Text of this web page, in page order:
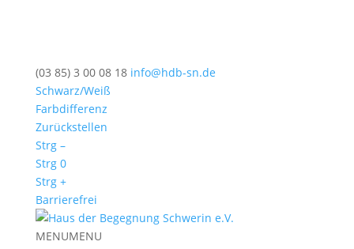
(03 85) 3 00 08 18 info@hdb-sn.de
Schwarz/Weiß
Farbdifferenz
Zurückstellen
Strg –
Strg 0
Strg +
Barrierefrei
MENUMENU